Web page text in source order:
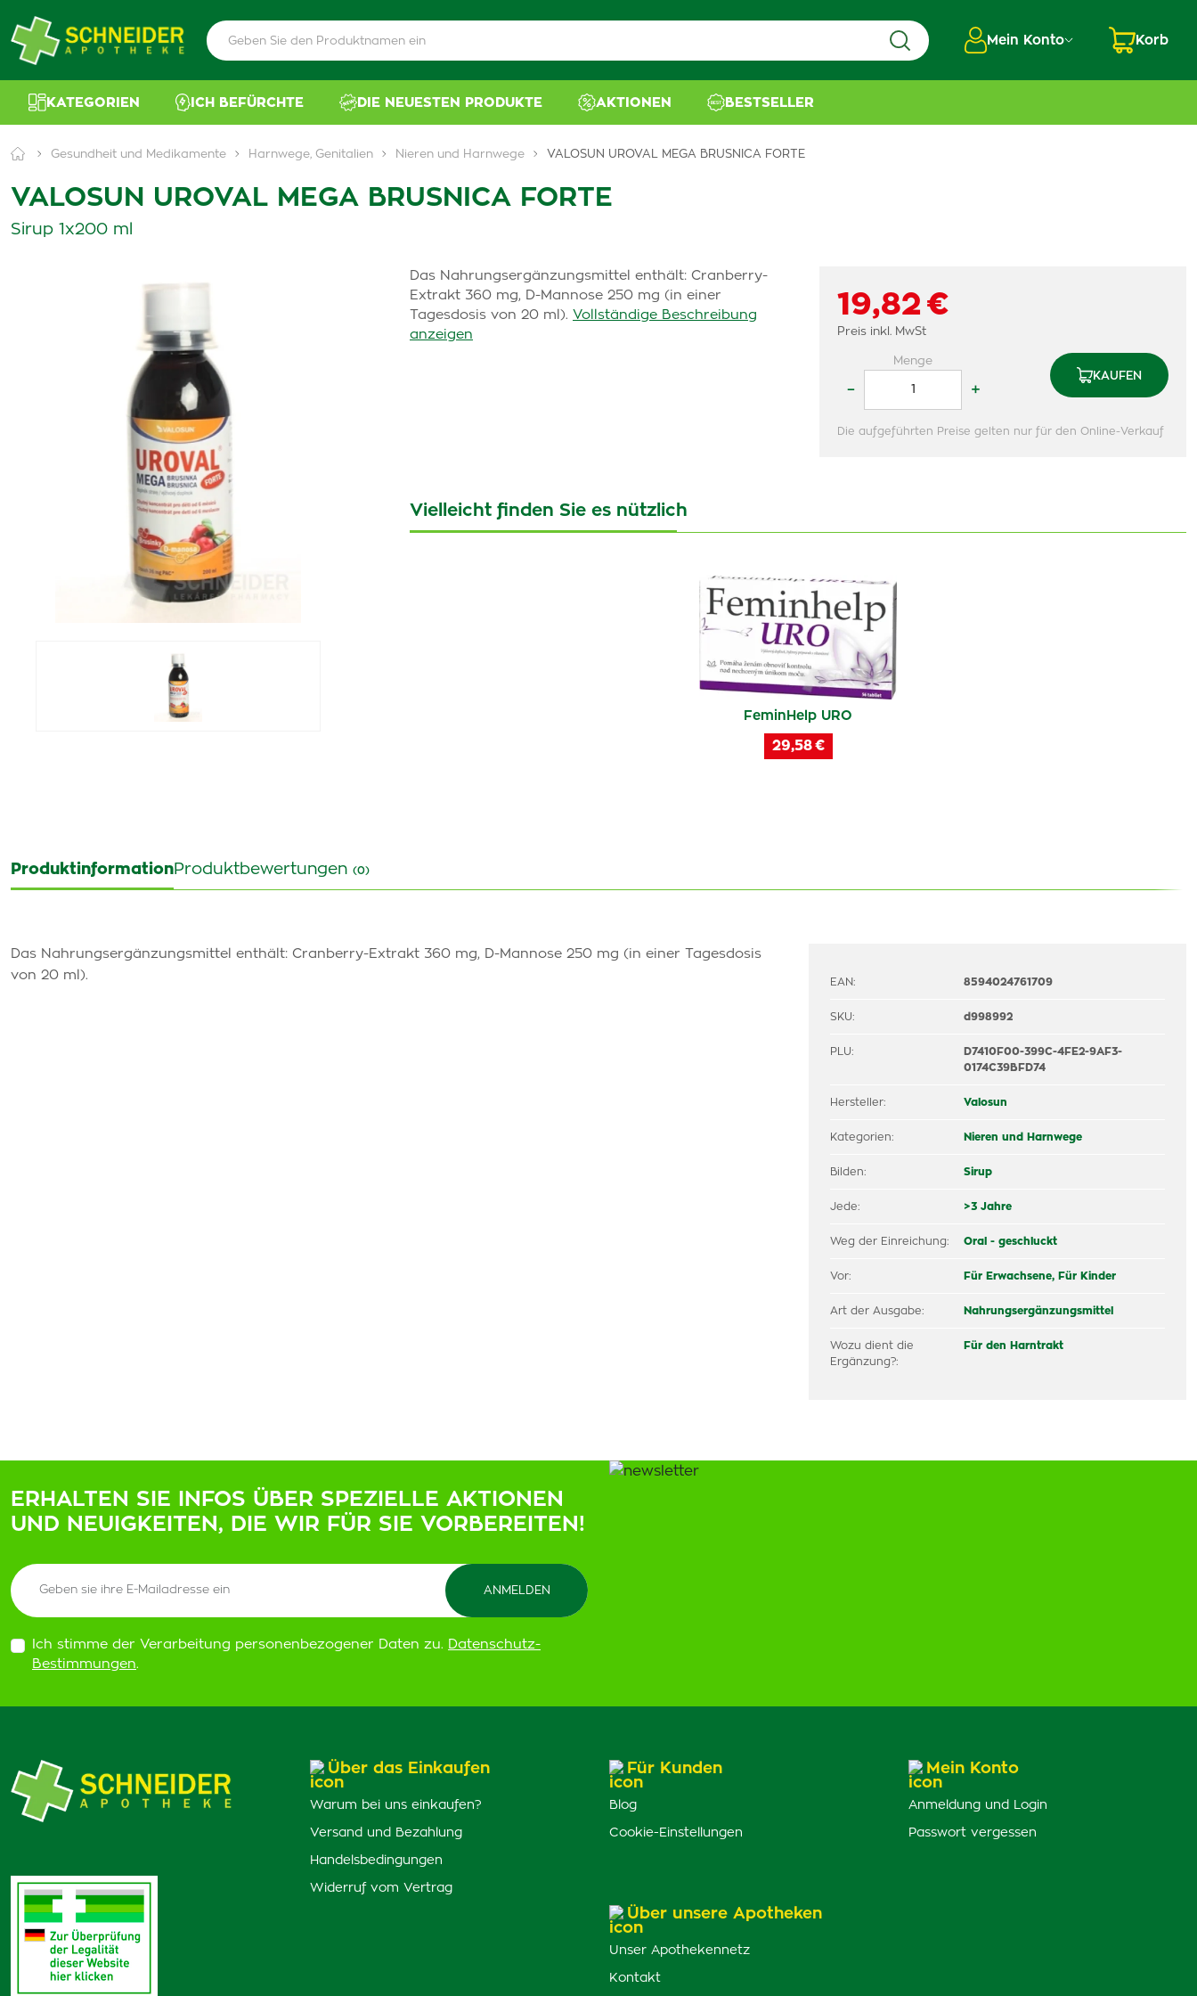
Mein Konto Korb
KATEGORIEN ICH BEFÜRCHTE DIE NEUESTEN PRODUKTE AKTIONEN BESTSELLER
Gesundheit und Medikamente Harnwege, Genitalien Nieren und Harnwege VALOSUN UROVAL MEGA BRUSNICA FORTE
VALOSUN UROVAL MEGA BRUSNICA FORTE
Sirup 1x200 ml
Das Nahrungsergänzungsmittel enthält: Cranberry-
Extrakt 360 mg, D-Mannose 250 mg (in einer
Tagesdosis von 20 ml). Vollständige Beschreibung
anzeigen
19,82 €
Preis inkl. MwSt
Menge
– +
KAUFEN
Die aufgeführten Preise gelten nur für den Online-Verkauf
Vielleicht finden Sie es nützlich
FeminHelp URO
29,58 €
ProduktinformationProduktbewertungen (0)
Das Nahrungsergänzungsmittel enthält: Cranberry-Extrakt 360 mg, D-Mannose 250 mg (in einer Tagesdosis
von 20 ml).
EAN: 8594024761709
SKU: d998992
PLU:
D7410F00-399C-4FE2-9AF3-
0174C39BFD74
Hersteller: Valosun
Kategorien: Nieren und Harnwege
Bilden: Sirup
Jede: >3 Jahre
Weg der Einreichung: Oral - geschluckt
Vor: Für Erwachsene, Für Kinder
Art der Ausgabe: Nahrungsergänzungsmittel
Wozu dient die
Ergänzung?:
Für den Harntrakt
ERHALTEN SIE INFOS ÜBER SPEZIELLE AKTIONEN
UND NEUIGKEITEN, DIE WIR FÜR SIE VORBEREITEN!
Ich stimme der Verarbeitung personenbezogener Daten zu. Datenschutz-
Bestimmungen.
Über das Einkaufen
Warum bei uns einkaufen?
Versand und Bezahlung
Handelsbedingungen
Widerruf vom Vertrag
Für Kunden
Blog
Cookie-Einstellungen
Über unsere Apotheken
Unser Apothekennetz
Kontakt
Mein Konto
Anmeldung und Login
Passwort vergessen